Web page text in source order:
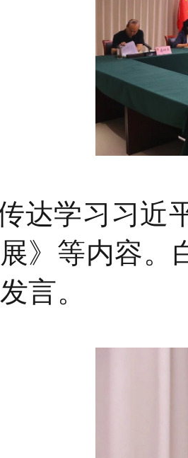
达学习习近
》等内容。
言。